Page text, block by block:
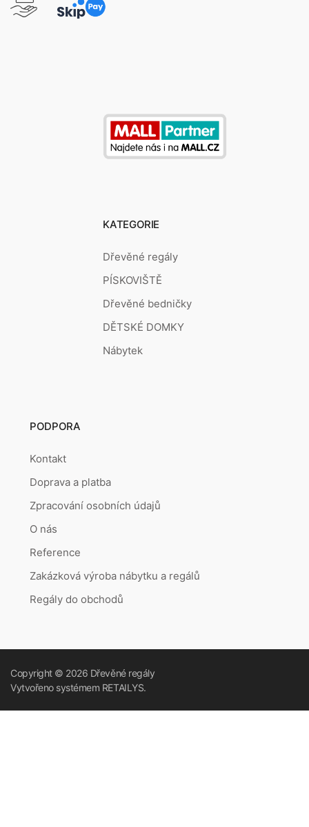
KATEGORIE
Dřevěné regály
PÍSKOVIŠTĚ
Dřevěné bedničky
DĚTSKÉ DOMKY
Nábytek
PODPORA
Kontakt
Doprava a platba
Zpracování osobních údajů
O nás
Reference
Zakázková výroba nábytku a regálů
Regály do obchodů
Copyright © 2026 Dřevěné regály
Vytvořeno systémem RETAILYS.